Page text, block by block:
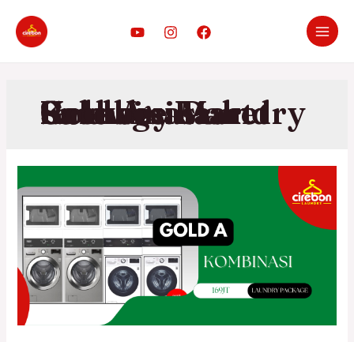
Sulawesi Paket Laundry Mart Gold A – Laundry Package Kombinasi